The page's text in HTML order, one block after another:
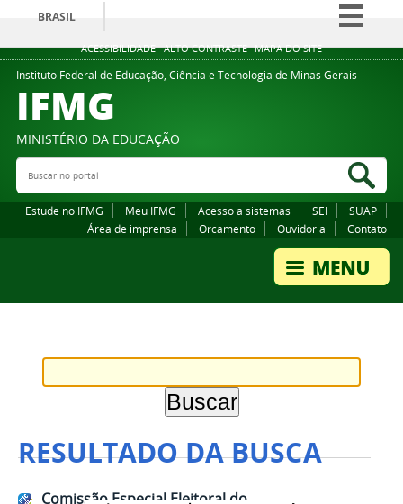
ACESSIBILIDADE ALTO CONTRASTE MAPA DO SITE
BRASIL
Simplifique!
Comunica BR
Legislação
Instituto Federal de Educação, Ciência e Tecnologia de Minas Gerais
IFMG
MINISTÉRIO DA EDUCAÇÃO
Buscar no portal
Estude no IFMG Meu IFMG Acesso a sistemas SEI
SUAP
Área de imprensa
Orcamento Ouvidoria Contato
RESULTADO DA BUSCA
Comissão Especial Eleitoral do